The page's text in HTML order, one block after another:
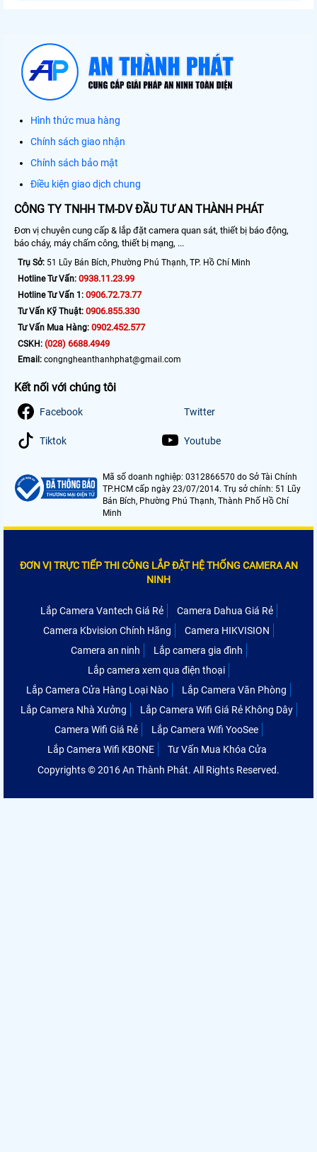
Hình thức mua hàng
Chính sách giao nhận
Chính sách bảo mật
Điều kiện giao dịch chung
CÔNG TY TNHH TM-DV ĐẦU TƯ AN THÀNH PHÁT
Đơn vị chuyên cung cấp & lắp đặt camera quan sát, thiết bị báo động,
báo cháy, máy chấm công, thiết bị mạng, ...
Trụ Sở: 51 Lũy Bán Bích, Phường Phú Thạnh, TP. Hồ Chí Minh
Hotline Tư Vấn: 0938.11.23.99
Hotline Tư Vấn 1: 0906.72.73.77
Tư Vấn Kỹ Thuật: 0906.855.330
Tư Vấn Mua Hàng: 0902.452.577
CSKH: (028) 6688.4949
Email: congngheanthanhphat@gmail.com
Kết nối với chúng tôi
Facebook Twitter
Tiktok Youtube
Mã số doanh nghiệp: 0312866570 do Sở Tài Chính
TP.HCM cấp ngày 23/07/2014. Trụ sở chính: 51 Lũy
Bán Bích, Phường Phú Thạnh, Thành Phố Hồ Chí
Minh
ĐƠN VỊ TRỰC TIẾP THI CÔNG LẮP ĐẶT HỆ THỐNG CAMERA AN
NINH
Lắp Camera Vantech Giá Rẻ
Camera Dahua Giá Rẻ
Camera Kbvision Chính Hãng
Camera HIKVISION
Camera an ninh
Lắp camera gia đình
Lắp camera xem qua điện thoại
Lắp Camera Cửa Hàng Loại Nào
Lắp Camera Văn Phòng
Lắp Camera Nhà Xưởng
Lắp Camera Wifi Giá Rẻ Không Dây
Camera Wifi Giá Rẻ
Lắp Camera Wifi YooSee
Lắp Camera Wifi KBONE
Tư Vấn Mua Khóa Cửa
Copyrights © 2016 An Thành Phát. All Rights Reserved.